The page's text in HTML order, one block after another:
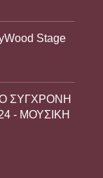
Stage
ΣΥΓΧΡΟΝΗ
- ΜΟΥΣΙΚΗ